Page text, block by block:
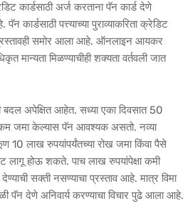
कार्डसाठी अर्ज करताना पॅन कार्ड देणे
कार्डसाठी पत्त्याच्या पुराव्याकरिता क्रेडिट
समोर आला आहे. ऑनलाइन आयकर
मान्यता मिळण्याचीही शक्यता वर्तवली जात
बदल अपेक्षित आहेत. सध्या एका दिवसात 50
जमा केल्यास पॅन आवश्यक असतो. नव्या
10 लाख रुपयांपर्यंतच्या रोख जमा किंवा पैसे
लागू होऊ शकते. पाच लाख रुपयांपेक्षा कमी
सक्ती नसण्याचा प्रस्ताव आहे. मात्र विमा
पॅन देणे अनिवार्य करण्याचा विचार पुढे आला आहे.